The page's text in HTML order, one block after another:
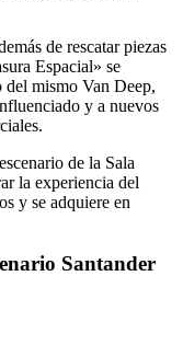
de rescatar piezas
Espacial» se
del mismo Van Deep,
y a nuevos
de la Sala
la experiencia del
y se adquiere en
Santander